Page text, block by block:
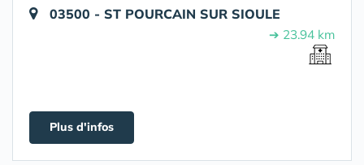
03500 - ST POURCAIN SUR SIOULE
➔ 23.94 km
Plus d'infos